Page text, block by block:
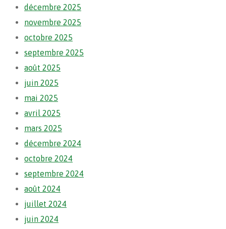
décembre 2025
novembre 2025
octobre 2025
septembre 2025
août 2025
juin 2025
mai 2025
avril 2025
mars 2025
décembre 2024
octobre 2024
septembre 2024
août 2024
juillet 2024
juin 2024